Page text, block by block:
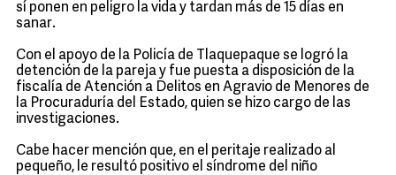
sí ponen en peligro la vida y tardan más de 15 días en
sanar.
Con el apoyo de la Policía de Tlaquepaque se logró la
detención de la pareja y fue puesta a disposición de la
fiscalía de Atención a Delitos en Agravio de Menores de
la Procuraduría del Estado, quien se hizo cargo de las
investigaciones.
Cabe hacer mención que, en el peritaje realizado al
pequeño, le resultó positivo el síndrome del niño